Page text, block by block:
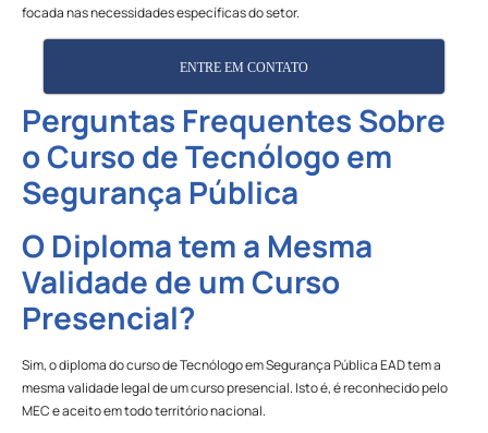
focada nas necessidades específicas do setor.
ENTRE EM CONTATO
Perguntas Frequentes Sobre
o Curso de Tecnólogo em
Segurança Pública
O Diploma tem a Mesma
Validade de um Curso
Presencial?
Sim, o diploma do curso de Tecnólogo em Segurança Pública EAD tem a
mesma validade legal de um curso presencial. Isto é, é reconhecido pelo
MEC e aceito em todo território nacional.